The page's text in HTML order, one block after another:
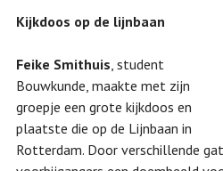
Kijkdoos op de lijnbaan
Feike Smithuis , student
Bouwkunde, maakte met zijn
groepje een grote kijkdoos en
plaatste die op de Lijnbaan in
Rotterdam. Door verschillende